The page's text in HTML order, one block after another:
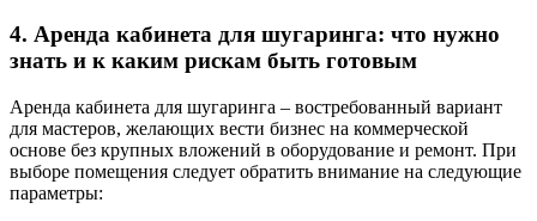
4. Аренда кабинета для шугаринга: что нужно
знать и к каким рискам быть готовым
Аренда кабинета для шугаринга – востребованный вариант
для мастеров, желающих вести бизнес на коммерческой
основе без крупных вложений в оборудование и ремонт. При
выборе помещения следует обратить внимание на следующие
параметры: